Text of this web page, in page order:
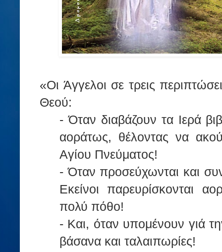
«Οι Άγγελοι σε τρεις
Θεού:
- Όταν διαβάζουν τα Ιερά
αοράτως, θέλοντας να
Αγίου Πνεύματος!
- Όταν προσεύχωνται και
Εκείνοι παρευρίσκονται
πολύ πόθο!
- Και, όταν υπομένουν γιά
βάσανα και ταλαιπωρίες!